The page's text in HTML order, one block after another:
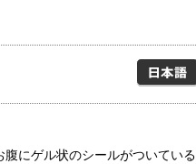
にゲル状のシールがついている